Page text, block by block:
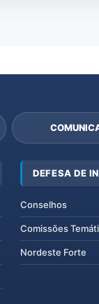
DEFESA DE
Conselhos
Comissões
Nordeste Forte